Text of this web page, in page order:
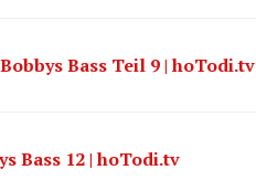
Bass Teil 9 | hoTodi.tv
Bass 12 | hoTodi.tv